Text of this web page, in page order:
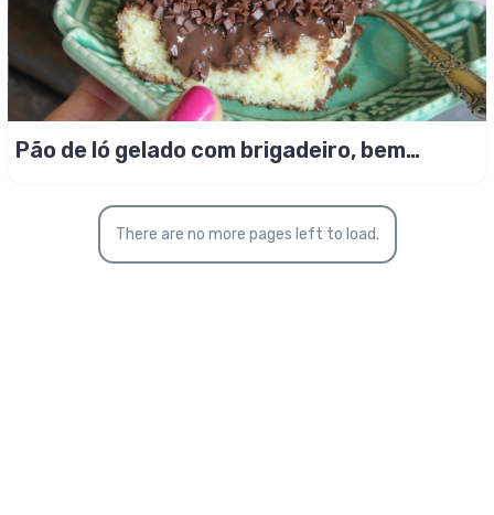
Pão de ló gelado com brigadeiro, bem
There are no more pages left to load.